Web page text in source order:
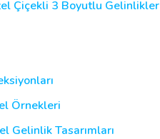
Çiçekli 3 Boyutlu Gelinlikler
Örnekleri
Gelinlik Tasarımları